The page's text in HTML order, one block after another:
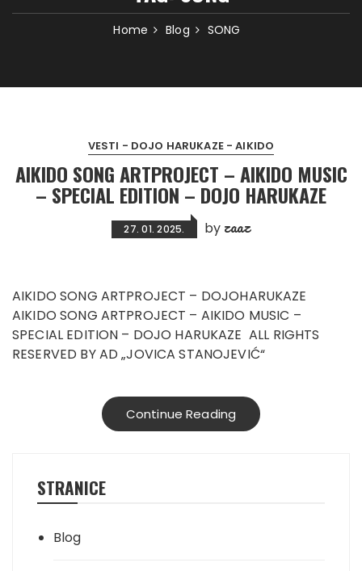
Home Blog SONG
VESTI - DOJO HARUKAZE - AIKIDO
AIKIDO SONG ARTPROJECT – AIKIDO MUSIC
– SPECIAL EDITION – DOJO HARUKAZE
27. 01. 2025. by zaaz
AIKIDO SONG ARTPROJECT – DOJOHARUKAZE
AIKIDO SONG ARTPROJECT – AIKIDO MUSIC –
SPECIAL EDITION – DOJO HARUKAZE ALL RIGHTS
RESERVED BY AD „JOVICA STANOJEVIĆ“
Continue Reading
STRANICE
Blog